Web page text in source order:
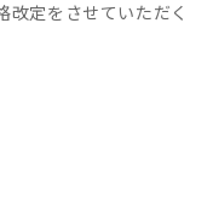
改定をさせていただく